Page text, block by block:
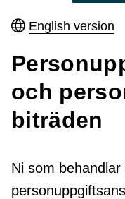
English version
och
biträden
Ni som